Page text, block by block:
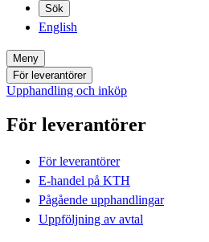
Sök
English
Meny
För leverantörer
Upphandling och inköp
För leverantörer
För leverantörer
E-handel på KTH
Pågående upphandlingar
Uppföljning av avtal